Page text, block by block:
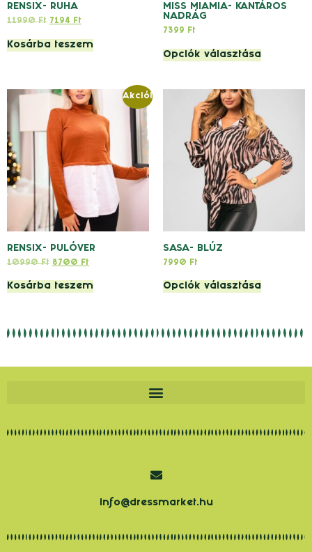
RENSIX- RUHA
11990Ft 7194 Ft
Kosárba teszem
MISS MIAMIA- KANTÁROS
NADRÁG
7399 Ft
Opciók választása
Akció!
RENSIX- PULÓVER
10990Ft 8700 Ft
Kosárba teszem
SASA- BLÚZ
7990 Ft
Opciók választása
info@dressmarket.hu